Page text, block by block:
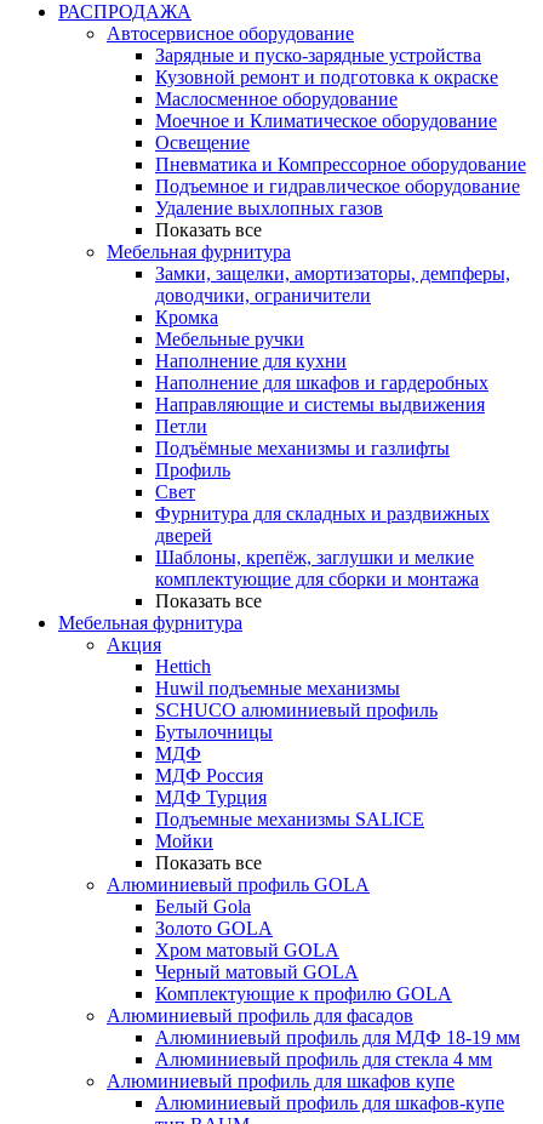
РАСПРОДАЖА
Автосервисное оборудование
Зарядные и пуско-зарядные устройства
Кузовной ремонт и подготовка к окраске
Маслосменное оборудование
Моечное и Климатическое оборудование
Освещение
Пневматика и Компрессорное оборудование
Подъемное и гидравлическое оборудование
Удаление выхлопных газов
Показать все
Мебельная фурнитура
Замки, защелки, амортизаторы, демпферы,
доводчики, ограничители
Кромка
Мебельные ручки
Наполнение для кухни
Наполнение для шкафов и гардеробных
Направляющие и системы выдвижения
Петли
Подъёмные механизмы и газлифты
Профиль
Свет
Фурнитура для складных и раздвижных
дверей
Шаблоны, крепёж, заглушки и мелкие
комплектующие для сборки и монтажа
Показать все
Мебельная фурнитура
Акция
Hettich
Huwil подъемные механизмы
SCHUCO алюминиевый профиль
Бутылочницы
МДФ
МДФ Россия
МДФ Турция
Подъемные механизмы SALICE
Мойки
Показать все
Алюминиевый профиль GOLA
Белый Gola
Золото GOLA
Хром матовый GOLA
Черный матовый GOLA
Комплектующие к профилю GOLA
Алюминиевый профиль для фасадов
Алюминиевый профиль для МДФ 18-19 мм
Алюминиевый профиль для стекла 4 мм
Алюминиевый профиль для шкафов купе
Алюминиевый профиль для шкафов-купе